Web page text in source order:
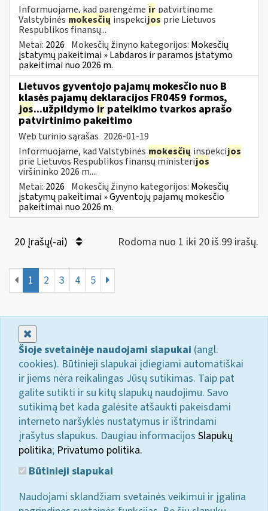
Informuojame, kad parengėme ir patvirtinome
Valstybinės mokesčių inspekcijos prie Lietuvos
Respublikos finansų...
Metai: 2026 Mokesčių žinyno kategorijos: Mokesčių
įstatymų pakeitimai » Labdaros ir paramos įstatymo
pakeitimai nuo 2026 m.
Lietuvos gyventojo pajamų mokesčio nuo B
klasės pajamų deklaracijos FR0459 formos,
jos...užpildymo ir pateikimo tvarkos aprašo
patvirtinimo pakeitimo
Web turinio sąrašas 2026-01-19
Informuojame, kad Valstybinės mokesčių inspekcijos
prie Lietuvos Respublikos finansų ministerijos
viršininko 2026 m....
Metai: 2026 Mokesčių žinyno kategorijos: Mokesčių
įstatymų pakeitimai » Gyventojų pajamų mokesčio
pakeitimai nuo 2026 m.
20 Įrašų(-ai) Rodoma nuo 1 iki 20 iš 99 irašų.
1 2 3 4 5
Šioje svetainėje naudojami slapukai (angl.
cookies). Būtinieji slapukai įdiegiami automatiškai
ir jiems nėra reikalingas Jūsų sutikimas. Taip pat
galite sutikti ir su kitų slapukų naudojimu. Savo
sutikimą bet kada galėsite atšaukti pakeisdami
interneto naršyklės nustatymus ir ištrindami
įrašytus slapukus. Daugiau informacijos Slapukų
politika; Privatumo politika.
Būtinieji slapukai
Naudojami sklandžiam svetainės veikimui ir įgalina